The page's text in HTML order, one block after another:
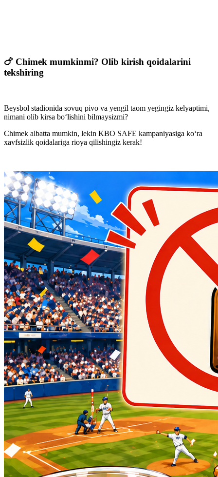
🍗 Chimek mumkinmi? Olib kirish qoidalarini
tekshiring
Beysbol stadionida sovuq pivo va yengil taom yegingiz kelyaptimi,
nimani olib kirsa bo‘lishini bilmaysizmi?
Chimek albatta mumkin, lekin KBO SAFE kampaniyasiga ko‘ra
xavfsizlik qoidalariga rioya qilishingiz kerak!